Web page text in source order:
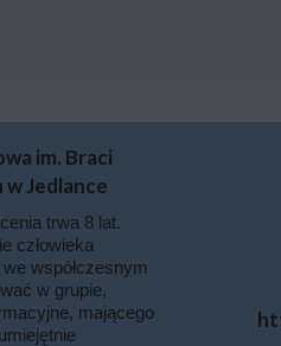
trwa 8 lat.
człowieka
współczesnym
w grupie,
mającego
im. Braci
w Jedlance